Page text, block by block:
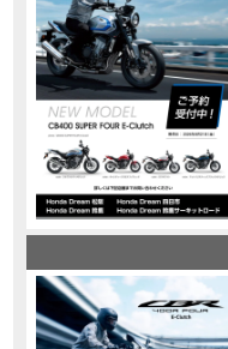
NEW BIKE スーパーカブ
MOVIE 【CBR1000RR-R】スーパースポーツバ
CAMPAIGN 三重県下 Honda
MOVIE 【アフリカツイン】憧れの大型
MOVIE 【女子ツーリング】穴場スポ
MOVIE 【CBR600RR】憧れのSSバ
MOVIE 【中級レベル】スクーター乗
MOVIE 【鈴鹿サーキット】ホンダ
CAMPAIGN 【買取強化
MOVIE 【祝】Honda CL500納車
MOVIE 【シンガーソングラ